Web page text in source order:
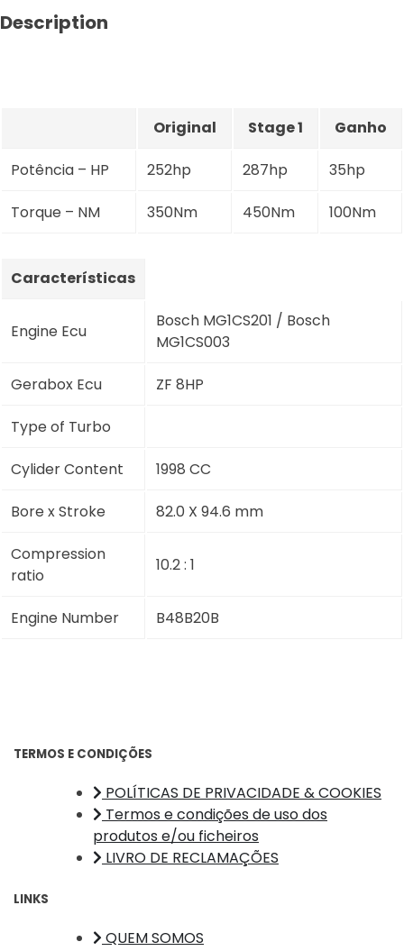
Description
Original Stage 1 Ganho
Potência – HP 252hp 287hp 35hp
Torque – NM 350Nm 450Nm 100Nm
Características
Engine Ecu
Bosch MG1CS201 / Bosch
MG1CS003
Gerabox Ecu ZF 8HP
Type of Turbo
Cylider Content 1998 CC
Bore x Stroke 82.0 X 94.6 mm
Compression
ratio
10.2 : 1
Engine Number B48B20B
TERMOS E CONDIÇÕES
POLÍTICAS DE PRIVACIDADE & COOKIES
Termos e condições de uso dos
produtos e/ou ficheiros
LIVRO DE RECLAMAÇÕES
LINKS
QUEM SOMOS